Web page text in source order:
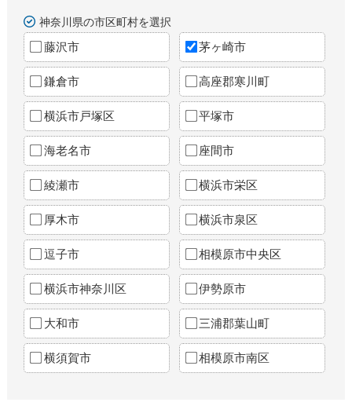
神奈川県の市区町村を選択
藤沢市 茅ヶ崎市
鎌倉市 高座郡寒川町
横浜市戸塚区 平塚市
海老名市 座間市
綾瀬市 横浜市栄区
厚木市 横浜市泉区
逗子市 相模原市中央区
横浜市神奈川区 伊勢原市
大和市 三浦郡葉山町
横須賀市 相模原市南区